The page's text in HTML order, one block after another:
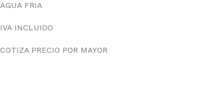
AGUA FRIA
IVA INCLUIDO
COTIZA PRECIO POR MAYOR